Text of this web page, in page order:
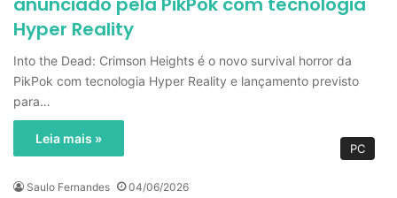
Hyper Reality
Into the Dead: Crimson Heights é o novo survival horror da
PikPok com tecnologia Hyper Reality e lançamento previsto
para…
Leia mais »
PC
Saulo Fernandes 04/06/2026